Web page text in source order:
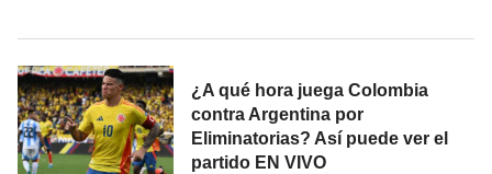
¿A qué hora juega Colombia
contra Argentina por
Eliminatorias? Así puede ver el
partido EN VIVO